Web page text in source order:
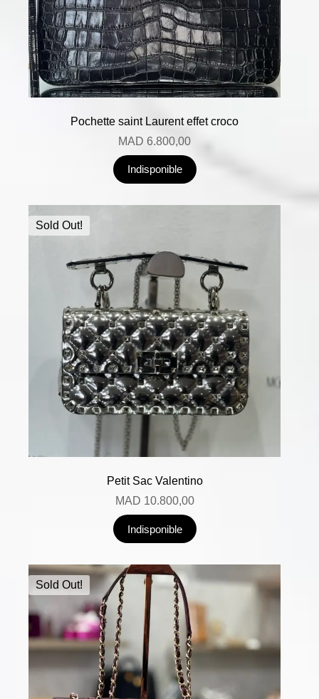
Pochette saint Laurent effet croco
MAD 6.800,00
Indisponible
Sold Out!
Petit Sac Valentino
MAD 10.800,00
Indisponible
Sold Out!